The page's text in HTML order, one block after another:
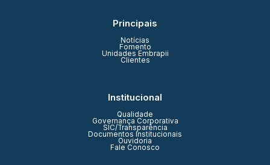
Principais
Notícias
Fomento
Unidades Embrapii
Clientes
Institucional
Qualidade
Governança Corporativa
SIC/Transparência
Documentos Institucionais
Ouvidoria
Fale Conosco